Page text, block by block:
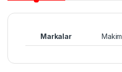
Markalar Makim